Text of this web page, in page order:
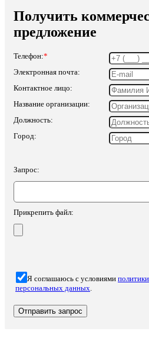
Получить
предложение
Телефон:*
Электронная почта:
Контактное лицо:
Название организации:
Должность:
Город:
Запрос:
Прикрепить файл:
Я соглашаюсь с условиями
персональных данных.